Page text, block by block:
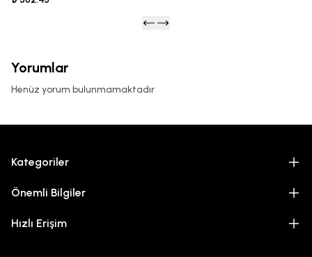
Yorumlar
Henüz yorum bulunmamaktadır
Kategoriler
Önemli Bilgiler
Hızlı Erişim